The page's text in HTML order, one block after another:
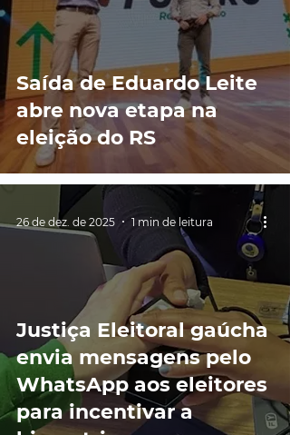
Saída de Eduardo Leite
abre nova etapa na
eleição do RS
Justiça Eleitoral gaúcha
envia mensagens pelo
WhatsApp aos eleitores
para incentivar a
26 de dez. de 2025 1 min de leitura